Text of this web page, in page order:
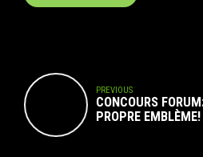
PREVIOUS
CONCOURS
PROPRE EMBLÈME!